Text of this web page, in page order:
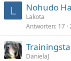
L Nohudo
Lakota
Antworten 17
DanielaJ